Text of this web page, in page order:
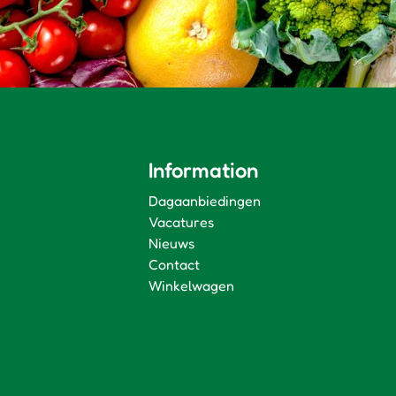
Information
Dagaanbiedingen
Vacatures
Nieuws
Contact
Winkelwagen